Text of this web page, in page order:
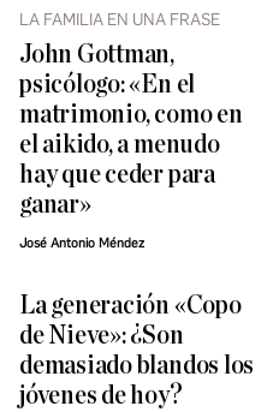
LA FAMILIA EN UNA FRASE
John Gottman,
psicólogo: «En el
matrimonio, como en
el aikido, a menudo
hay que ceder para
ganar»
José Antonio Méndez
La generación «Copo
de Nieve»: ¿Son
demasiado blandos los
jóvenes de hoy?